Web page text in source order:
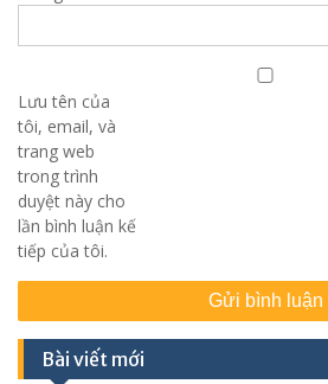
Lưu tên của
tôi, email, và
trang web
trong trình
duyệt này cho
lần bình luận kế
tiếp của tôi.
Bài viết mới